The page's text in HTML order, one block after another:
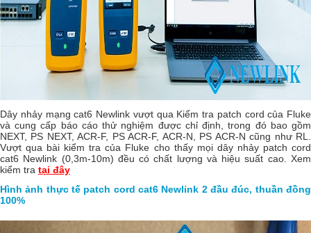
Dây nhảy mạng cat6 Newlink vượt qua Kiểm tra patch cord của Fluke
và cung cấp báo cáo thử nghiệm được chỉ định, trong đó bao gồm
NEXT, PS NEXT, ACR-F, PS ACR-F, ACR-N, PS ACR-N cũng như RL.
Vượt qua bài kiểm tra của Fluke cho thấy mọi dây nhảy patch cord
cat6 Newlink (0,3m-10m) đều có chất lượng và hiệu suất cao. Xem
kiểm tra tại đây
Hình ảnh thực tế patch cord cat6 Newlink 2 đầu đúc, thuần đồng
100%